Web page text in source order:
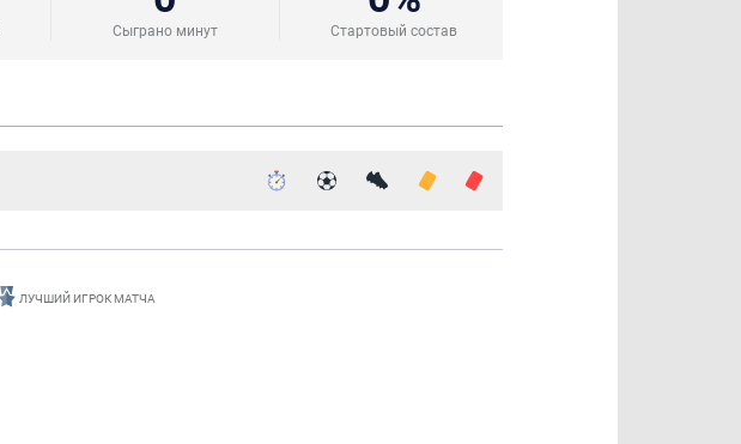
Сыграно минут Стартовый состав
ЛУЧШИЙ ИГРОК МАТЧА